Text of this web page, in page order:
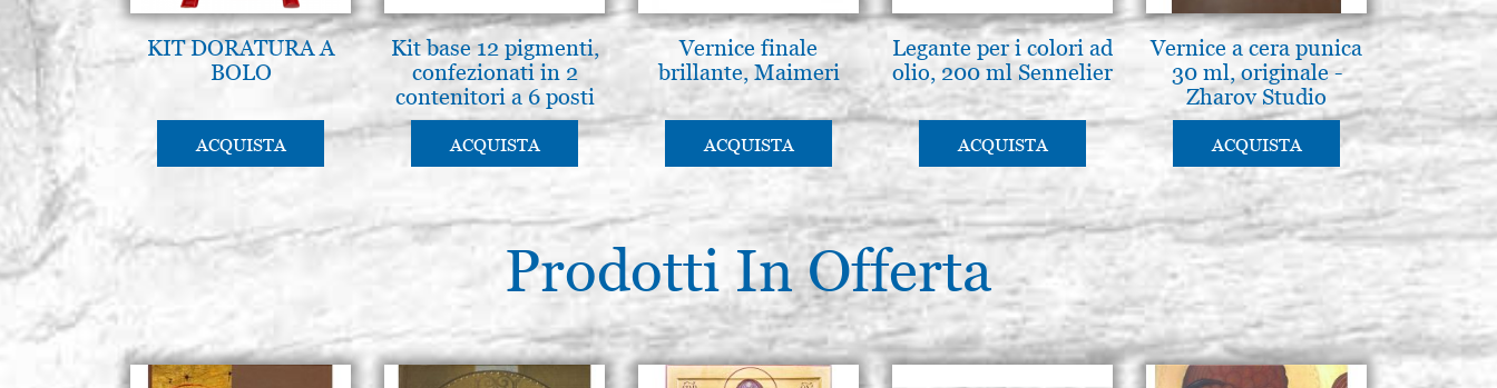
KIT DORATURA A
BOLO
ACQUISTA
Kit base 12 pigmenti,
confezionati in 2
contenitori a 6 posti
ACQUISTA
Vernice finale
brillante, Maimeri
ACQUISTA
Legante per i colori ad
olio, 200 ml Sennelier
ACQUISTA
Vernice a cera punica
30 ml, originale -
Zharov Studio
Bielorussia
ACQUISTA
Prodotti In Offerta